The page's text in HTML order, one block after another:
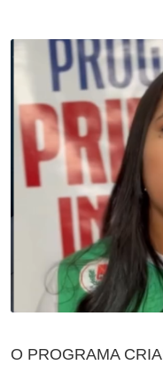
O PROGRAMA